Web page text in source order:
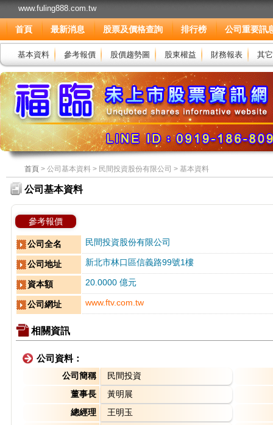
www.fuling888.com.tw
首頁 最新消息 股票及價格查詢 排行榜 公司重要訊
基本資料 參考報價 股價趨勢圖 股東權益 財務報表 其
首頁 > 公司基本資料 > 民間投資股份有限公司 > 基本資料
公司基本資料
參考報價
公司全名 民間投資股份有限公司
公司地址 新北市林口區信義路99號1樓
資本額 20.0000 億元
公司網址 www.ftv.com.tw
相關資訊
公司資料：
公司簡稱
民間投資
董事長
黃明展
總經理
王明玉